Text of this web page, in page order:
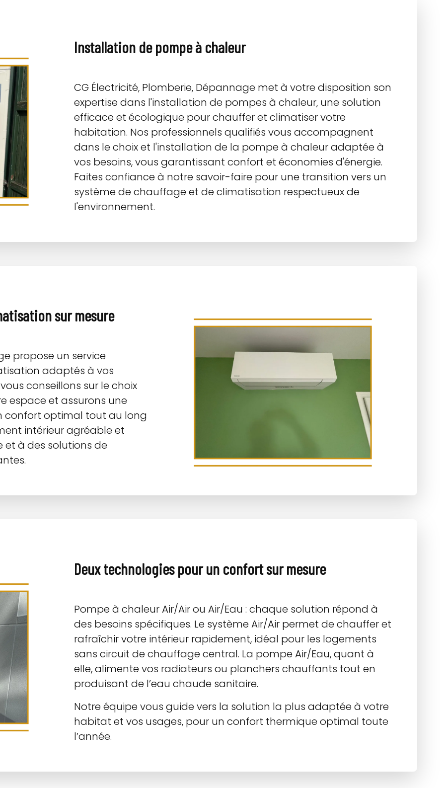
Installation de pompe à chaleur
CG Électricité, Plomberie, Dépannage met à votre disposition son
expertise dans l'installation de pompes à chaleur, une solution
efficace et écologique pour chauffer et climatiser votre
habitation. Nos professionnels qualifiés vous accompagnent
dans le choix et l'installation de la pompe à chaleur adaptée à
vos besoins, vous garantissant confort et économies d'énergie.
Faites confiance à notre savoir-faire pour une transition vers un
système de chauffage et de climatisation respectueux de
l'environnement.
sur mesure
propose un service
adaptés à vos
conseillons sur le choix
espace et assurons une
confort optimal tout au long
intérieur agréable et
et à des solutions de
Deux technologies pour un confort sur mesure
Pompe à chaleur Air/Air ou Air/Eau : chaque solution répond à
des besoins spécifiques. Le système Air/Air permet de chauffer et
rafraîchir votre intérieur rapidement, idéal pour les logements
sans circuit de chauffage central. La pompe Air/Eau, quant à
elle, alimente vos radiateurs ou planchers chauffants tout en
produisant de l’eau chaude sanitaire.
Notre équipe vous guide vers la solution la plus adaptée à votre
habitat et vos usages, pour un confort thermique optimal toute
l’année.